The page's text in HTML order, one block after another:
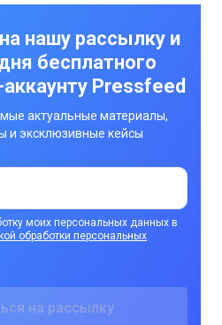
нашу рассылку и
бесплатного
Pressfeed
актуальные материалы,
и эксклюзивные кейсы
моих персональных данных в
обработки персональных